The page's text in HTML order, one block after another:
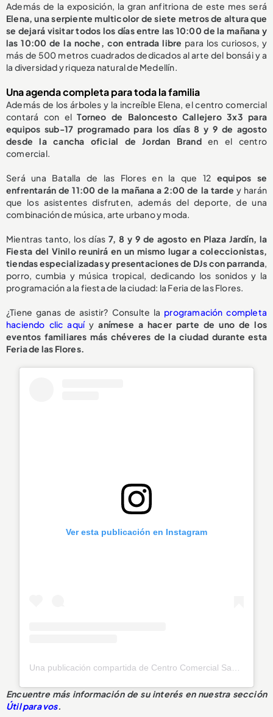
Además de la exposición, la gran anfitriona de este mes será
Elena, una serpiente multicolor de siete metros de altura que
se dejará visitar todos los días entre las 10:00 de la mañana y
las 10:00 de la noche, con entrada libre para los curiosos, y
más de 500 metros cuadrados dedicados al arte del bonsái y a
la diversidad y riqueza natural de Medellín.
Una agenda completa para toda la familia
Además de los árboles y la increíble Elena, el centro comercial
contará con elTorneo de Baloncesto Callejero 3x3 para
equipos sub-17 programado para los días 8 y 9 de agosto
desde la cancha oficial de Jordan Branden el centro
comercial.
Será una Batalla de las Flores en la que 12 equipos se
enfrentarán de 11:00 de la mañana a 2:00 de la tarde y harán
que los asistentes disfruten, además del deporte, de una
combinación de música, arte urbano y moda.
Mientras tanto, los días 7, 8 y 9 de agosto en Plaza Jardín, la
Fiesta del Vinilo reunirá en un mismo lugar a coleccionistas,
tiendas especializadas y presentaciones de DJs con parranda,
porro, cumbia y música tropical, dedicando los sonidos y la
programación a la fiesta de la ciudad: la Feria de las Flores.
¿Tiene ganas de asistir? Consulte la programación completa
haciendo clic aquíyanímese a hacer parte de uno de los
eventos familiares más chéveres de la ciudad durante esta
Feria de las Flores.
Ver esta publicación en Instagram
Encuentre más información de su interés en nuestra sección
Útil para vos.